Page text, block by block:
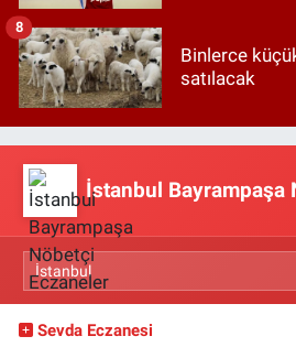
Binlerce
satılacak
8
İstanbul Bayrampaşa
Sevda Eczanesi